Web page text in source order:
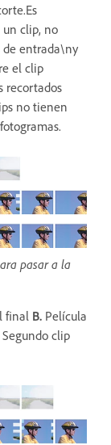
clip, no
de entrada\ny
el clip
recortados
no tienen
pasar a la
final B. Película
Segundo clip